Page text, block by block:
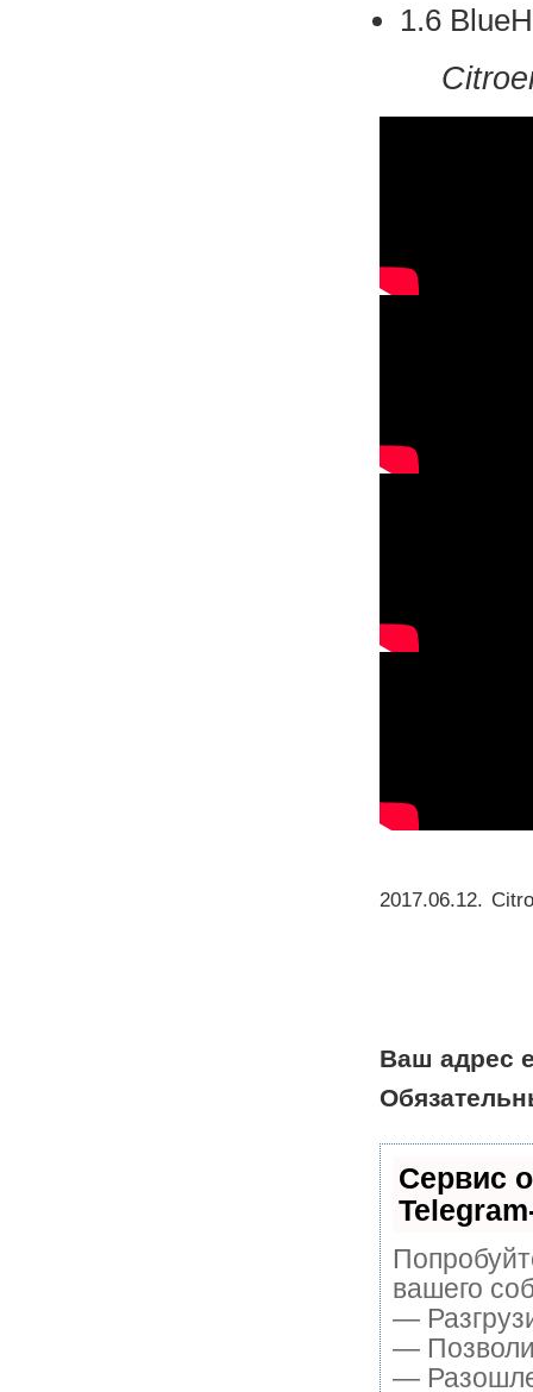
1.6
2017.06.12.
Ваш адрес
Сервис
вашего
—
—
—